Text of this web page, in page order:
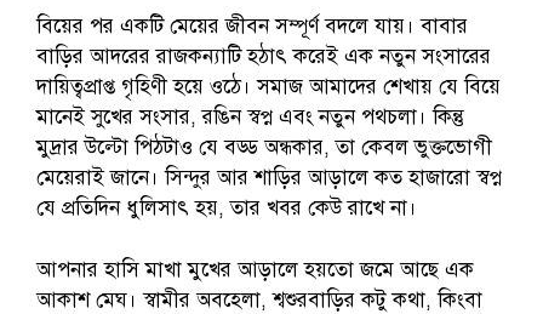
বিয়ের পর একটি মেয়ের জীবন সম্পূর্ণ বদলে যায়। বাবার
বাড়ির আদরের রাজকন্যাটি হঠাৎ করেই এক নতুন সংসারের
দায়িত্বপ্রাপ্ত গৃহিণী হয়ে ওঠে। সমাজ আমাদের শেখায় যে বিয়ে
মানেই সুখের সংসার, রঙিন স্বপ্ন এবং নতুন পথচলা। কিন্তু
মুদ্রার উল্টো পিঠটাও যে বড্ড অন্ধকার, তা কেবল ভুক্তভোগী
মেয়েরাই জানে। সিন্দুর আর শাড়ির আড়ালে কত হাজারো স্বপ্ন
যে প্রতিদিন ধুলিসাৎ হয়, তার খবর কেউ রাখে না।
আপনার হাসি মাখা মুখের আড়ালে হয়তো জমে আছে এক
আকাশ মেঘ। স্বামীর অবহেলা, শ্বশুরবাড়ির কটু কথা, কিংবা